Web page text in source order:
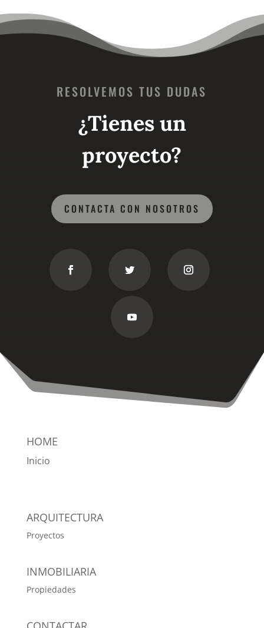
RESOLVEMOS TUS DUDAS
¿Tienes un
proyecto?
CONTACTA CON NOSOTROS
HOME
Inicio
ARQUITECTURA
Proyectos
INMOBILIARIA
Propiedades